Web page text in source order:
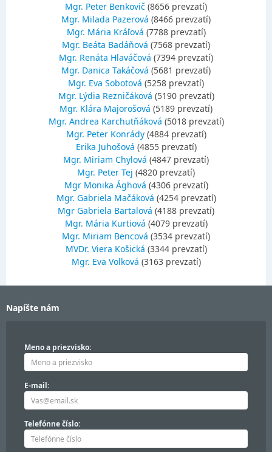
Mgr. Peter Benkovič (8656 prevzatí)
Mgr. Milada Pazerová (8466 prevzatí)
Mgr. Mária Kráľová (7788 prevzatí)
Mgr. Beáta Badáňová (7568 prevzatí)
Mgr. Renáta Hlaváčová (7394 prevzatí)
Mgr. Danica Takáčová (5681 prevzatí)
Mgr. Eva Sobotová (5258 prevzatí)
Mgr. Lýdia Rezničáková (5190 prevzatí)
Mgr. Klára Majorošová (5189 prevzatí)
Mgr. Andrea Karchutňáková (5018 prevzatí)
Mgr. Peter Konrády(4884 prevzatí)
Erika Juhošová (4855 prevzatí)
Mgr. Miriam Chylová (4847 prevzatí)
Mgr. Peter Tej (4820 prevzatí)
Mgr Monika Ághová (4306 prevzatí)
Mgr. Gabriela Mačáková (4254 prevzatí)
Mgr Gabriela Bartalová (4188 prevzatí)
Mgr. Mária Kurtiová (4079 prevzatí)
Mgr. Miriam Bencová (3534 prevzatí)
MVDr. Viera Košická (3344 prevzatí)
Mgr. Eva Volková (3163 prevzatí)
Napíšte nám
Meno a priezvisko:
E-mail:
Telefónne číslo: